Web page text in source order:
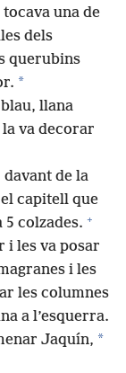
una de
dels
querubins
*
llana
va decorar
davant de la
el capitell que
colzades. +
i les va posar
i les
les columnes
a l’esquerra.
Jaquín, *